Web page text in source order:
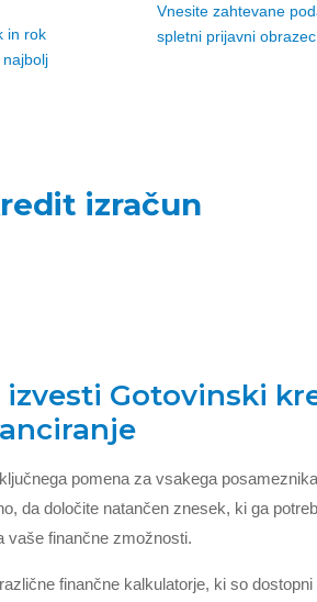
in rok
Vnesite zahtevane
spletni prijavni obrazec.
izračun
izvesti Gotovinski
pomena za vsakega
da določite natančen znesek, ki ga
vaše finančne zmožnosti.
finančne kalkulatorje, ki so